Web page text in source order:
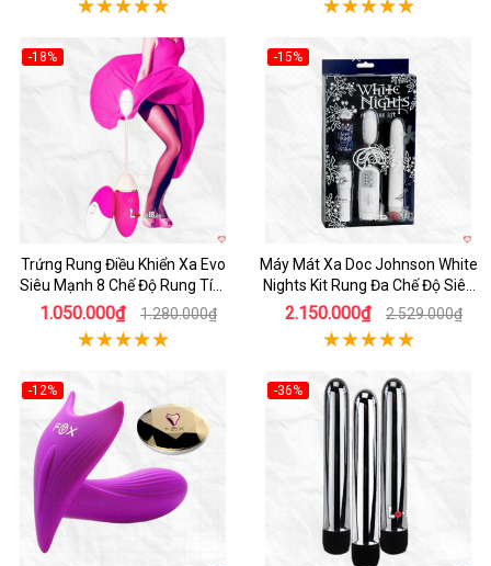
-18%
Trứng Rung Điều Khiển Xa Evo
Siêu Mạnh 8 Chế Độ Rung Tím
Hồng
1.050.000₫ 1.280.000₫
-15%
Máy Mát Xa Doc Johnson White
Nights Kit Rung Đa Chế Độ Siêu
Phê
2.150.000₫ 2.529.000₫
-12%
-36%